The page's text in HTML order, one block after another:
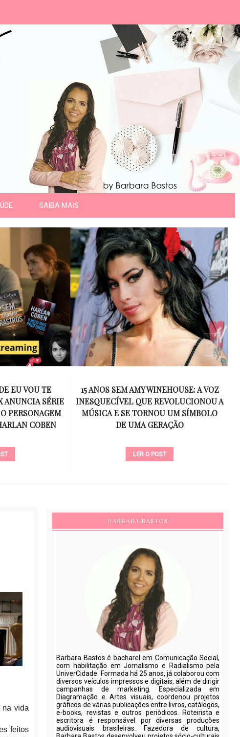
SAIBA MAIS
EU VOU TE
ANUNCIA SÉRIE
PERSONAGEM
COBEN
15 ANOS SEM AMY WINEHOUSE: A VOZ
INESQUECÍVEL QUE REVOLUCIONOU A
MÚSICA E SE TORNOU UM SÍMBOLO
DE UMA GERAÇÃO
LER O POST
na vida
feitos
BARBARA BASTOS
Barbara Bastos é bacharel em Comunicação Social,
com habilitação em Jornalismo e Radialismo pela
UniverCidade. Formada há 25 anos, já colaborou com
diversos veículos impressos e digitais, além de dirigir
campanhas de marketing. Especializada em
Diagramação e Artes visuais, coordenou projetos
gráficos de várias publicações entre livros, catálogos,
e-books, revistas e outros periódicos. Roteirista e
escritora é responsável por diversas produções
audiovisuais brasileiras. Fazedora de cultura,